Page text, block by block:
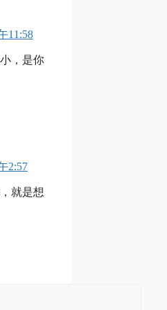
11:58
，是你
2:57
就是想